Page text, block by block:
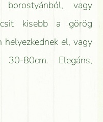
vagy
kisebb a görög
el, vagy
30-80cm. Elegáns,